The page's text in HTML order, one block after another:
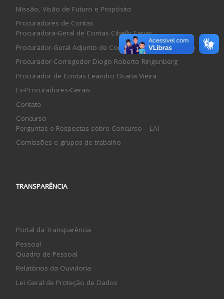
Missão, Visão de Futuro e Propósito
Procuradores de Contas
Procuradora-Geral de Contas Cibelly Farias
Procurador-Geral Adjunto de Contas Sérgio Ramos Filho
Procurador-Corregedor Diogo Roberto Ringenberg
Procurador de Contas Leandro Ocaña Vieira
Ex-Procuradores-Gerais
Contato
Concurso
Perguntas e Respostas sobre Concurso – LAI
Comissões e grupos de trabalho
TRANSPARÊNCIA
Portal da Transparência
Pessoal
Quadro de Pessoal
Relatórios da Ouvidoria
Lei Geral de Proteção de Dados